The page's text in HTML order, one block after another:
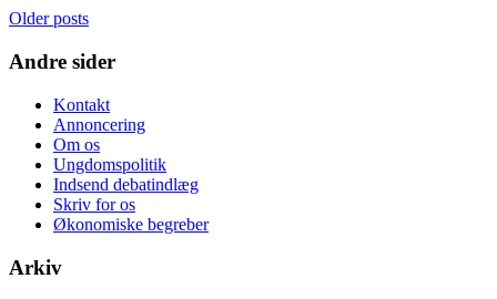
Older posts
Andre sider
Kontakt
Annoncering
Om os
Ungdomspolitik
Indsend debatindlæg
Skriv for os
Økonomiske begreber
Arkiv